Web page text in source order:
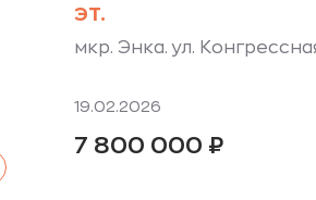
эт.
мкр. Энка. ул.
19.02.2026
7 800 000 ₽